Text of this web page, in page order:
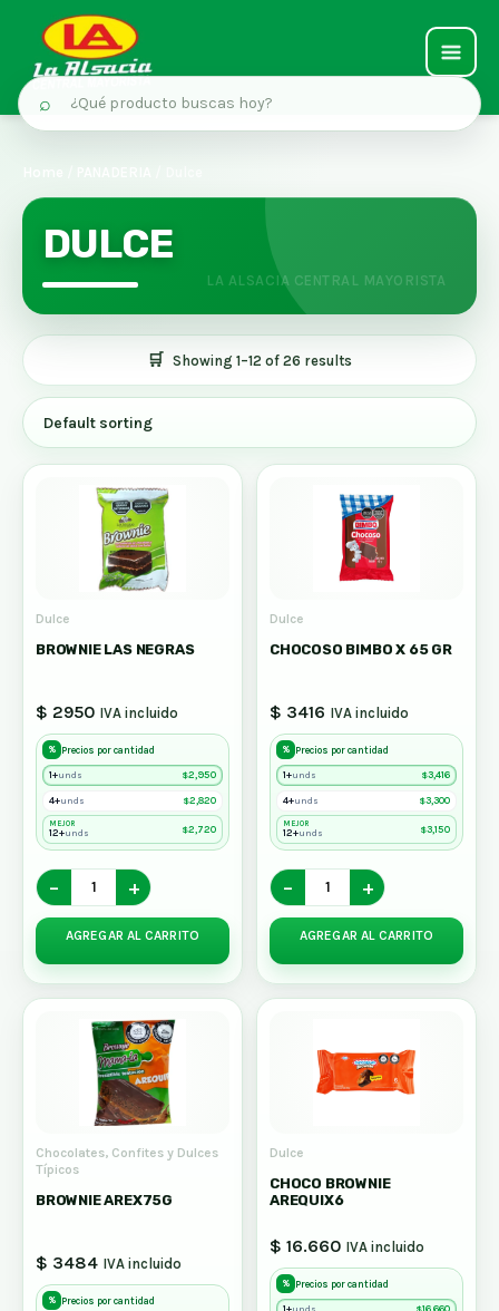
contenido
MAIN
DULCE
Showing 1–12 of 26 results
Dulce
BROWNIE LAS NEGRAS
$ 2950 IVA incluido
% Precios por cantidad
1+unds $2,950
4+unds $2,820
MEJOR
12+unds $2,720
− +
AGREGAR AL CARRITO
Dulce
CHOCOSO BIMBO X 65 GR
$ 3416 IVA incluido
% Precios por cantidad
1+unds $3,416
4+unds $3,300
MEJOR
12+unds $3,150
− +
AGREGAR AL CARRITO
Chocolates, Confites y Dulces
Típicos
BROWNIE AREX75G
$ 3484 IVA incluido
% Precios por cantidad
Dulce
CHOCO BROWNIE
AREQUIX6
$ 16.660 IVA incluido
% Precios por cantidad
⌕